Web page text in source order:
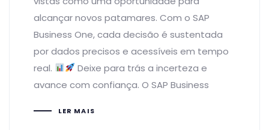
alcançar novos patamares. Com o SAP
Business One, cada decisão é sustentada
por dados precisos e acessíveis em tempo
real.
Deixe para trás a incerteza e
avance com confiança. O SAP Business
LER MAIS